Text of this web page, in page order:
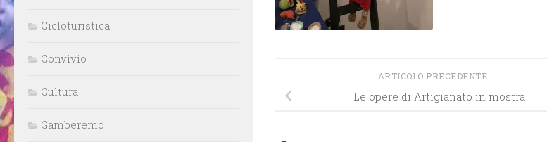
ARTICOLO PRECEDENTE
Le opere di Artigianato in mostra
Cicloturistica
Convivio
Cultura
Gamberemo